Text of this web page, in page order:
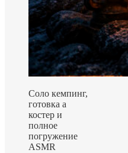
Соло кемпинг,
готовка а
костер и
полное
погружение
ASMR